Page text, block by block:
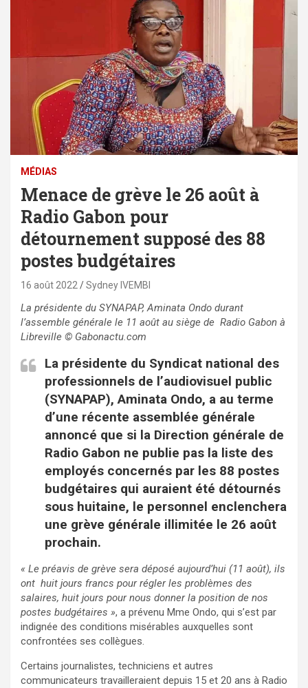
MÉDIAS
Menace de grève le 26 août à
Radio Gabon pour
détournement supposé des 88
postes budgétaires
16 août 2022 Sydney IVEMBI
La présidente du SYNAPAP, Aminata Ondo durant
l’assemble générale le 11 août au siège de Radio Gabon à
Libreville © Gabonactu.com
La présidente du Syndicat national des
professionnels de l’audiovisuel public
(SYNAPAP), Aminata Ondo, a au terme
d’une récente assemblée générale
annoncé que si la Direction générale de
Radio Gabon ne publie pas la liste des
employés concernés par les 88 postes
budgétaires qui auraient été détournés
sous huitaine, le personnel enclenchera
une grève générale illimitée le 26 août
prochain.
« Le préavis de grève sera déposé aujourd’hui (11 août), ils
ont huit jours francs pour régler les problèmes des
salaires, huit jours pour nous donner la position de nos
postes budgétaires », a prévenu Mme Ondo, qui s’est par
indignée des conditions misérables auxquelles sont
confrontées ses collègues.
Certains journalistes, techniciens et autres
communicateurs travailleraient depuis 15 et 20 ans à Radio